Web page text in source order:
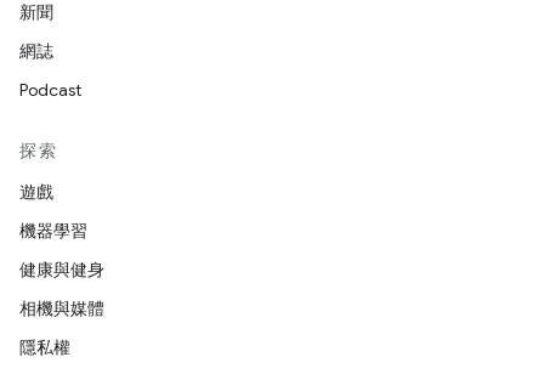
新聞
網誌
Podcast
探索
遊戲
機器學習
健康與健身
相機與媒體
隱私權